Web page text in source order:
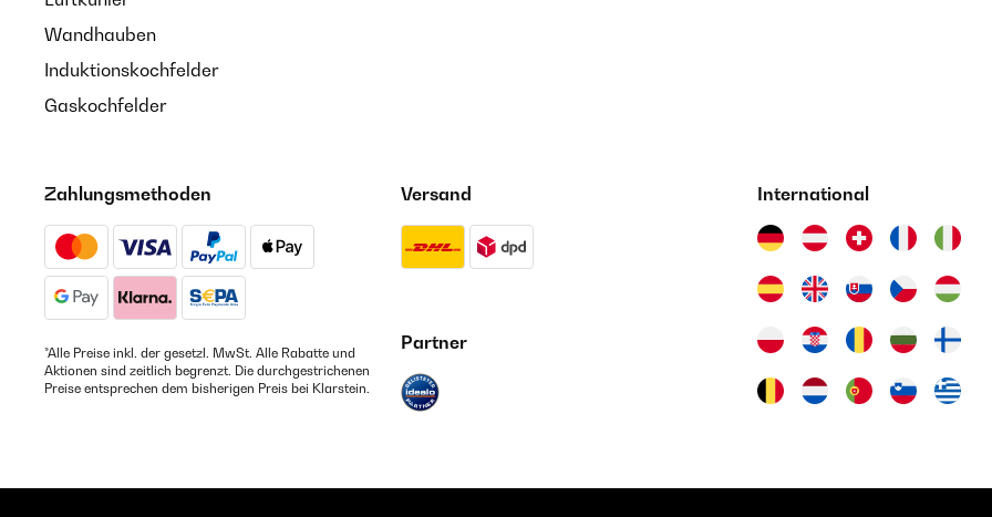
Wandhauben
Induktionskochfelder
Gaskochfelder
Zahlungsmethoden
*Alle Preise inkl. der gesetzl. MwSt. Alle Rabatte und
Aktionen sind zeitlich begrenzt. Die durchgestrichenen
Preise entsprechen dem bisherigen Preis bei Klarstein.
Versand
Partner
International